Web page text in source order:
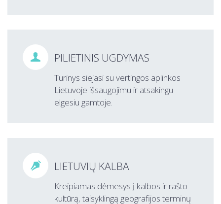
 PILIETINIS UGDYMAS
Turinys siejasi su vertingos aplinkos
Lietuvoje išsaugojimu ir atsakingu
elgesiu gamtoje.
 LIETUVIŲ KALBA
Kreipiamas dėmesys į kalbos ir rašto
kultūrą, taisyklingą geografijos terminų